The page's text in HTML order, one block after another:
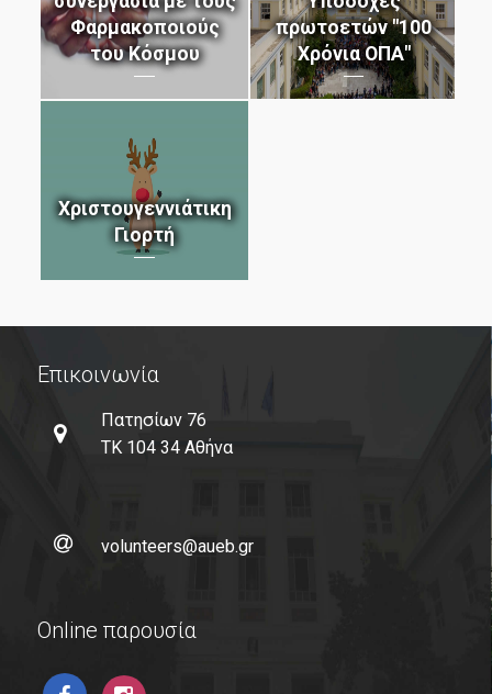
μάθε περισσότερα
Επικοινωνία
Πατησίων 76
ΤΚ 104 34 Αθήνα
volunteers@aueb.gr
Online παρουσία